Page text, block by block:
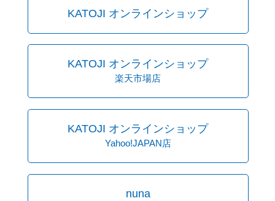
KATOJI オンラインショップ
KATOJI オンラインショップ
楽天市場店
KATOJI オンラインショップ
Yahoo!JAPAN店
nuna